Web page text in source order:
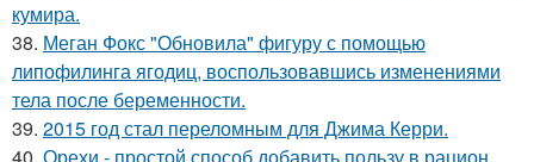
кумира.
38. Меган Фокс "Обновила" фигуру с помощью
липофилинга ягодиц, воспользовавшись изменениями
тела после беременности.
39. 2015 год стал переломным для Джима Керри.